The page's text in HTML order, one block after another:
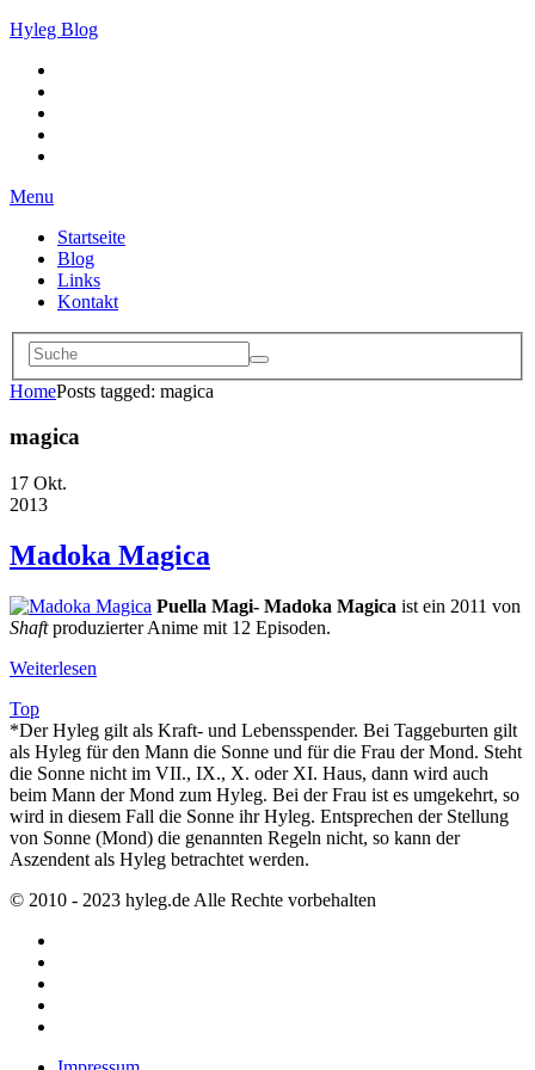
Hyleg Blog
Menu
Startseite
Blog
Links
Kontakt
HomePosts tagged: magica
magica
17 Okt.
2013
Madoka Magica
Puella Magi- Madoka Magica ist ein 2011 von
Shaftproduzierter Anime mit 12 Episoden.
Weiterlesen
Top
*Der Hyleg gilt als Kraft- und Lebensspender. Bei Taggeburten gilt
als Hyleg für den Mann die Sonne und für die Frau der Mond. Steht
die Sonne nicht im VII., IX., X. oder XI. Haus, dann wird auch
beim Mann der Mond zum Hyleg. Bei der Frau ist es umgekehrt, so
wird in diesem Fall die Sonne ihr Hyleg. Entsprechen der Stellung
von Sonne (Mond) die genannten Regeln nicht, so kann der
Aszendent als Hyleg betrachtet werden.
© 2010 - 2023 hyleg.de Alle Rechte vorbehalten